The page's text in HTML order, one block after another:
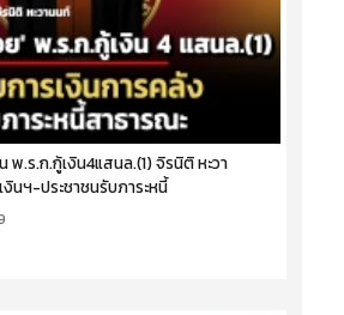
.ร.ก.กู้เงิน4แสนล.(1) จิรนิติ หะวา
นฯ-ประชาชนรับภาระหนี้